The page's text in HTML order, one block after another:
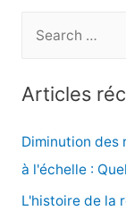
e
r
c
Articles
Diminution des
à l'échelle :
L'histoire de la